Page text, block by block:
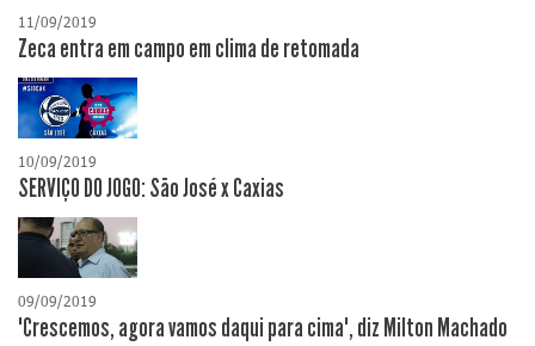
11/09/2019
Zeca entra em campo em clima de retomada
10/09/2019
SERVIÇO DO JOGO: São José x Caxias
09/09/2019
"Crescemos, agora vamos daqui para cima", diz Milton Machado